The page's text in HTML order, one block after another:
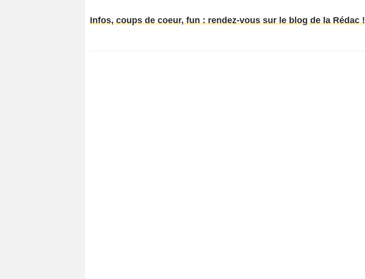
Infos, coups de coeur, fun : rendez-vous sur le blog de la Rédac !